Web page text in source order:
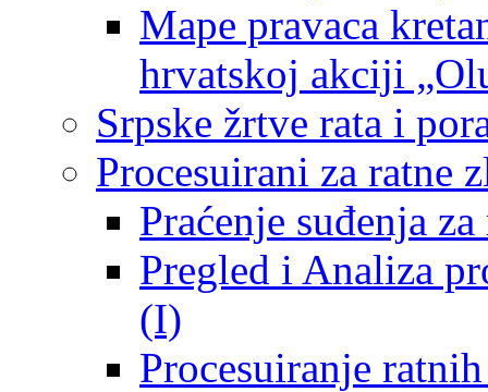
Mape pravaca
hrvatskoj akciji
Srpske žrtve rata i
Procesuirani za ratne
Praćenje suđenja
Pregled i Analiza
(I)
Procesuiranje